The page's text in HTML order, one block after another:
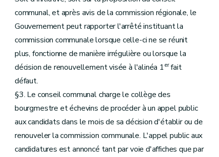
communal, et après avis de la commission régionale, le
Gouvernement peut rapporter l'arrêté instituant la
commission communale lorsque celle-ci ne se réunit
plus, fonctionne de manière irrégulière ou lorsque la
décision de renouvellement visée à l'alinéa 1erfait
défaut.
§3. Le conseil communal charge le collège des
bourgmestre et échevins de procéder à un appel public
aux candidats dans le mois de sa décision d'établir ou de
renouveler la commission communale. L'appel public aux
candidatures est annoncé tant par voie d'affiches que par